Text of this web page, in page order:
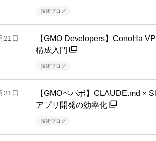
技術ブログ
21日
【GMO Developers】ConoHa
構成入門
技術ブログ
21日
【GMOペパボ】CLAUDE.md ×
アプリ開発の効率化
技術ブログ